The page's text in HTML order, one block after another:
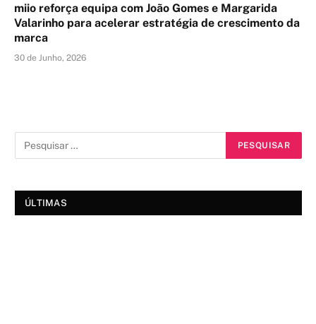
miio reforça equipa com João Gomes e Margarida
Valarinho para acelerar estratégia de crescimento da
marca
30 de Junho, 2026
ÚLTIMAS